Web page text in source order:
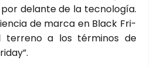
delan­te de la tec­no­lo­gía.
de mar­ca en Black Fri­
a los tér­mi­nos de